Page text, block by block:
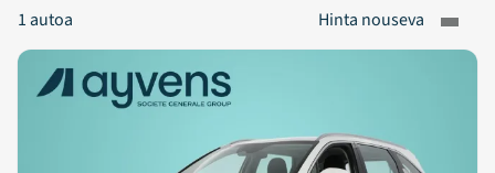
1autoa